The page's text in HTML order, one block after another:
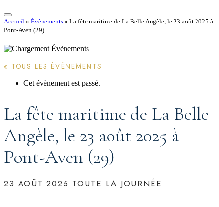
Accueil » Évènements » La fête maritime de La Belle Angèle, le 23 août 2025 à
Pont-Aven (29)
« TOUS LES ÉVÈNEMENTS
Cet évènement est passé.
La fête maritime de La Belle
Angèle, le 23 août 2025 à
Pont-Aven (29)
23 AOÛT 2025 TOUTE LA JOURNÉE